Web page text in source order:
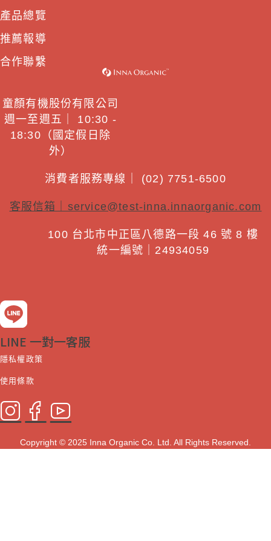
產品總覽
推薦報導
合作聯繫
童顏有機股份有限公司
週一至週五｜ 10:30 -
18:30（國定假日除
外）
消費者服務專線｜ (02) 7751-6500
客服信箱｜ service@test-inna.innaorganic.com
100 台北市中正區八德路一段 46 號 8 樓
統一編號｜24934059
LINE 一對一客服
隱私權政策
使用條款
Copyright © 2025 Inna Organic Co. Ltd. All Rights Reserved.